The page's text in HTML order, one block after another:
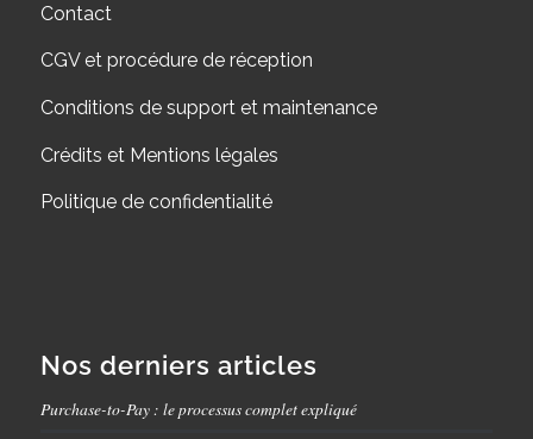
Contact
CGV et procédure de réception
Conditions de support et maintenance
Crédits et Mentions légales
Politique de confidentialité
Nos derniers articles
Purchase-to-Pay : le processus complet expliqué